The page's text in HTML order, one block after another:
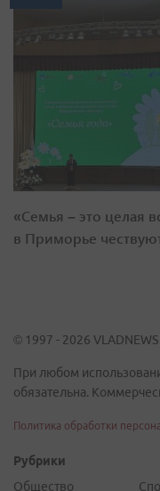
«Семья – это целая
в Приморье
© 1997 - 2026 VLADNEWS
При любом
обязательна.
Политика обработки
Рубрики
Общество